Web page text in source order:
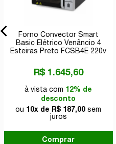
Forno Convector Smart
Basic Elétrico Venâncio 4
Esteiras Preto FCSB4E 220v
R$ 1.645,60
à vista com 12% de
desconto
ou 10x de R$ 187,00 sem
juros
Comprar